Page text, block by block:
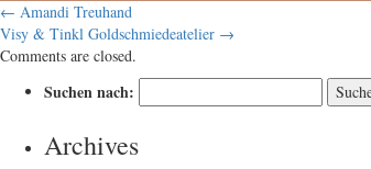
← Amandi Treuhand
Visy & Tinkl Goldschmiedeatelier →
Comments are closed.
Suchen nach:
Archives